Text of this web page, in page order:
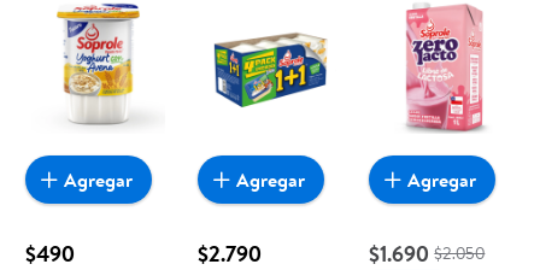
$490
Agregar
$2.790
Agregar
$1.690 $2.050
Agregar